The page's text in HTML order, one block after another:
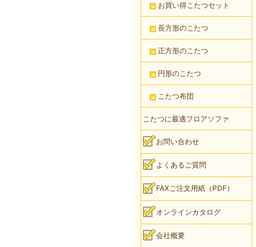
お買い得こたつセット
長方形のこたつ
正方形のこたつ
円形のこたつ
こたつ布団
こたつに最適フロアソファ
お問い合わせ
よくあるご質問
FAXご注文用紙（PDF）
オンラインカタログ
会社概要